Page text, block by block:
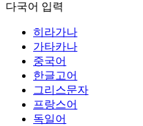
다국어 입력
히라가나
가타카나
중국어
한글고어
그리스문자
프랑스어
독일어